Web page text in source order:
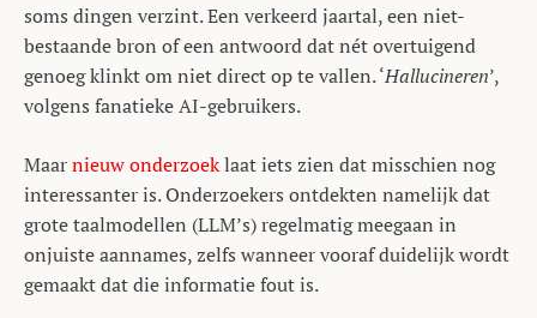
soms dingen verzint. Een verkeerd jaartal, een niet-
bestaande bron of een antwoord dat nét overtuigend
genoeg klinkt om niet direct op te vallen. ‘Hallucineren’,
volgens fanatieke AI-gebruikers.
Maarnieuw onderzoeklaat iets zien dat misschien nog
interessanter is. Onderzoekers ontdekten namelijk dat
grote taalmodellen (LLM’s) regelmatig meegaan in
onjuiste aannames, zelfs wanneer vooraf duidelijk wordt
gemaakt dat die informatie fout is.